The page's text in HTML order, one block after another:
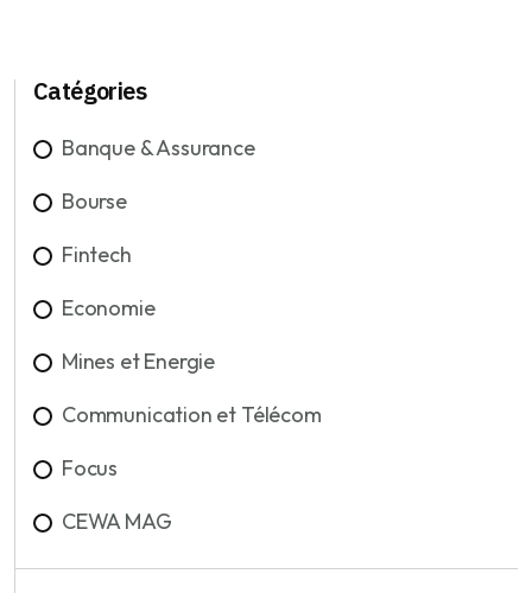
Catégories
Banque & Assurance
Bourse
Fintech
Economie
Mines et Energie
Communication et Télécom
Focus
CEWA MAG